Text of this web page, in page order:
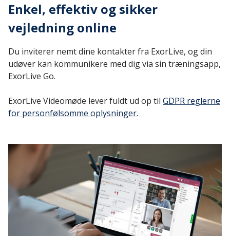
Enkel, effektiv og sikker
vejledning online
Du inviterer nemt dine kontakter fra ExorLive, og din
udøver kan kommunikere med dig via sin træningsapp,
ExorLive Go.
ExorLive Videomøde lever fuldt ud op til GDPR reglerne
for personfølsomme oplysninger.